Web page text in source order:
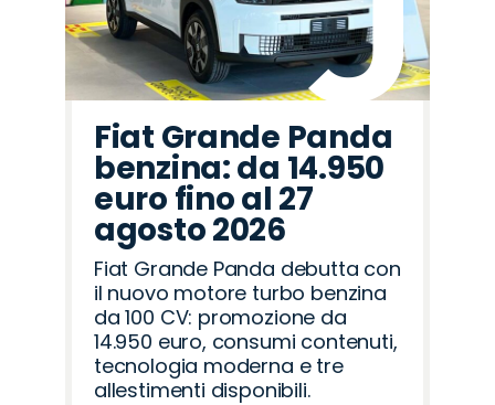
Fiat Grande Panda
benzina: da 14.950
euro fino al 27
agosto 2026
Fiat Grande Panda debutta con
il nuovo motore turbo benzina
da 100 CV: promozione da
14.950 euro, consumi contenuti,
tecnologia moderna e tre
allestimenti disponibili.